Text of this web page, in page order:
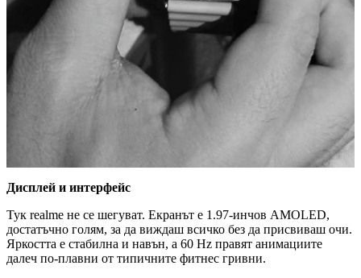
Дисплей и интерфейс
Тук realme не се шегуват. Екранът е 1.97-инчов AMOLED,
достатъчно голям, за да виждаш всичко без да присвиваш очи.
Яркостта е стабилна и навън, а 60 Hz правят анимациите
далеч по-плавни от типичните фитнес гривни.